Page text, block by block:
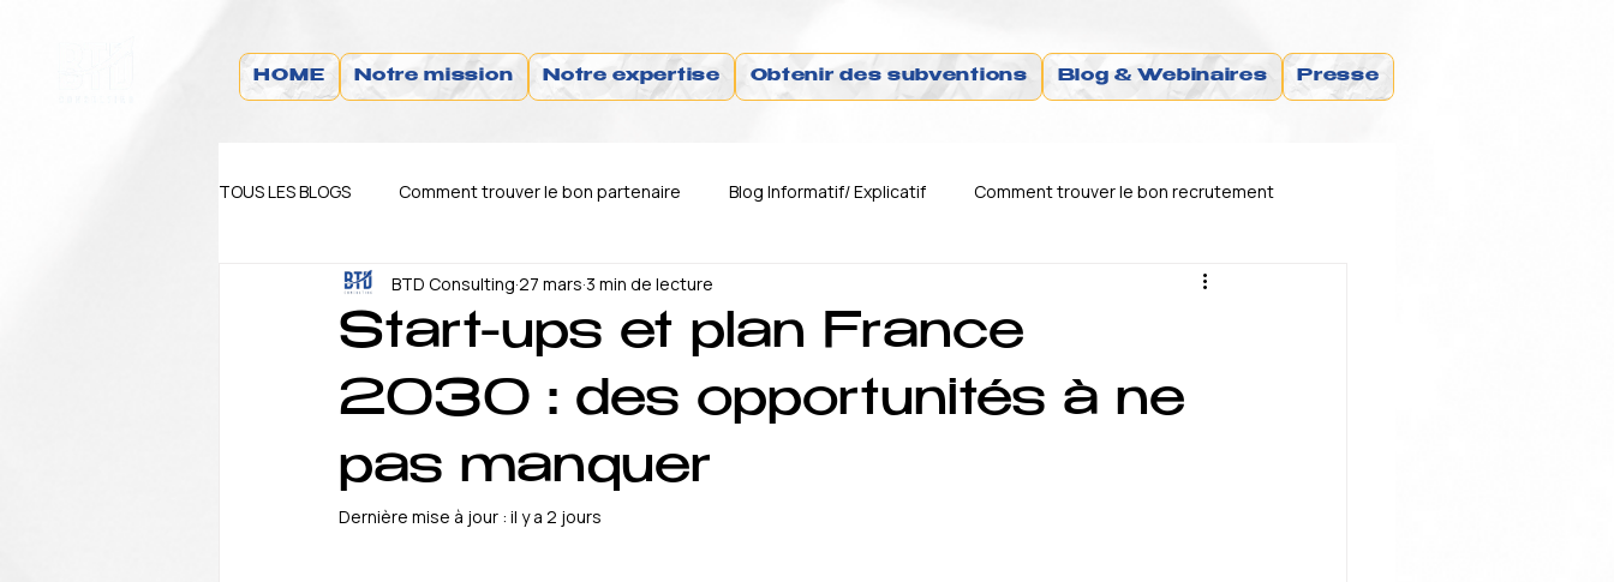
HOME Notre mission Notre expertise Obtenir des subventions Blog & Webinaires Presse
TOUS LES BLOGS Comment trouver le bon partenaire Blog Informatif/ Explicatif Comment trouver le bon recrutement
Blog Actualité Blog TIPS Comment trouver le bon business
Start-ups et plan France
2030 : des opportunités à ne
pas manquer
BTD Consulting 27 mars 3 min de lecture
Dernière mise à jour : il y a 2 jours